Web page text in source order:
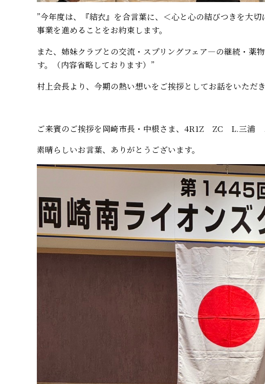
”今年度は、『結衣』を合言葉に、＜心と心の結びつきを大
事業を進めることをお約束します。
また、姉妹クラブとの交流・スプリングフェア―の継続・薬
す。（内容省略しております）”
村上会長より、今期の熱い想いをご挨拶としてお話をいただき
ご来賓のご挨拶を岡崎市長・中根さま、4R1Z ZC L.三浦
素晴らしいお言葉、ありがとうございます。